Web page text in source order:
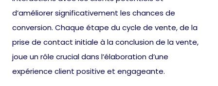
d’améliorer significativement les chances de
conversion. Chaque étape du cycle de vente, de la
prise de contact initiale à la conclusion de la vente,
joue un rôle crucial dans l’élaboration d’une
expérience client positive et engageante.